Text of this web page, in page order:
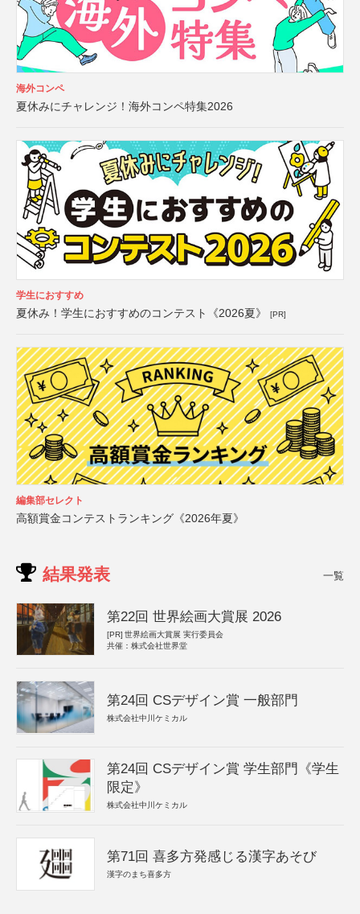
海外コンペ
夏休みにチャレンジ！海外コンペ特集2026
学生におすすめ
夏休み！学生におすすめのコンテスト《2026夏》 [PR]
編集部セレクト
高額賞金コンテストランキング《2026年夏》
結果発表 一覧
第22回 世界絵画大賞展 2026
[PR] 世界絵画大賞展 実行委員会
共催：株式会社世界堂
第24回 CSデザイン賞 一般部門
株式会社中川ケミカル
第24回 CSデザイン賞 学生部門《学生
限定》
株式会社中川ケミカル
第71回 喜多方発感じる漢字あそび
漢字のまち喜多方